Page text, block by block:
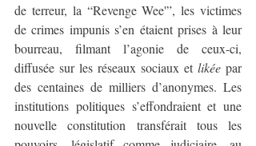
de terreur, la “Revenge Wee'”, les victimes
de crimes impunis s’en étaient prises à leur
bourreau, filmant l’agonie de ceux-ci,
diffusée sur les réseaux sociaux et likée par
des centaines de milliers d’anonymes. Les
institutions politiques s’effondraient et une
nouvelle constitution transférait tous les